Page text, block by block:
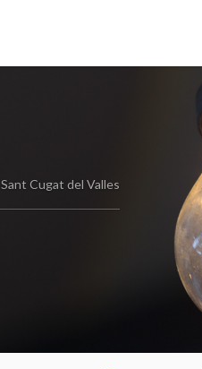
Sant Cugat del Valles